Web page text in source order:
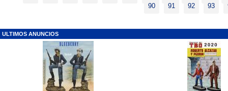
90
91 92 93
ULTIMOS ANUNCIOS